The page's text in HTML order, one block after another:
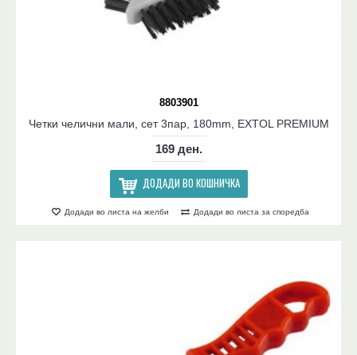
8803901
Четки челични мали, сет 3пар, 180mm, EXTOL PREMIUM
169 ден.
ДОДАДИ ВО КОШНИЧКА
Додади во листа на желби Додади во листа за споредба